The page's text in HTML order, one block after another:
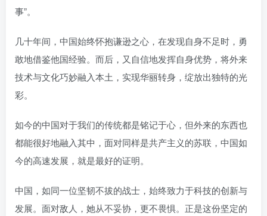
事”。
几十年间，中国始终怀抱谦逊之心，在发现自身不足时，勇
敢地借鉴他国经验。而后，又自信地发挥自身优势，将外来
技术与文化巧妙融入本土，实现华丽转身，绽放出独特的光
彩。
如今的中国对于我们的传统都是铭记于心，但外来的东西也
都能很好地融入其中，面对同样是共产主义的苏联，中国如
今的高速发展，就是最好的证明。
中国，如同一位坚韧不拔的战士，始终致力于科技的创新与
发展。面对敌人，她从不妥协，更不畏惧。正是这份坚定的